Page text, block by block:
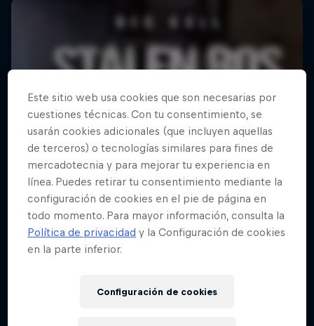
Este sitio web usa cookies que son necesarias por
cuestiones técnicas. Con tu consentimiento, se
usarán cookies adicionales (que incluyen aquellas
de terceros) o tecnologías similares para fines de
mercadotecnia y para mejorar tu experiencia en
línea. Puedes retirar tu consentimiento mediante la
configuración de cookies en el pie de página en
todo momento. Para mayor información, consulta la
Política de privacidad y la Configuración de cookies
en la parte inferior.
Configuración de cookies